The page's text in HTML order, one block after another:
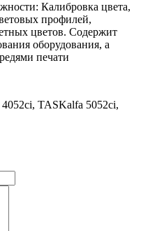
Калибровка цвета,
профилей,
цветов. Cодержит
оборудования, а
печати
TASKalfa 5052ci,